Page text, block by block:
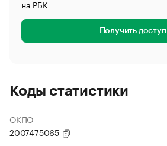
на РБК
Получить доступ
Коды статистики
ОКПО
2007475065